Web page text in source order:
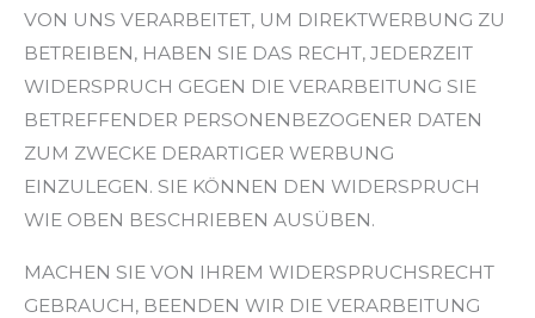
VON UNS VERARBEITET, UM DIREKTWERBUNG ZU
BETREIBEN, HABEN SIE DAS RECHT, JEDERZEIT
WIDERSPRUCH GEGEN DIE VERARBEITUNG SIE
BETREFFENDER PERSONENBEZOGENER DATEN
ZUM ZWECKE DERARTIGER WERBUNG
EINZULEGEN. SIE KÖNNEN DEN WIDERSPRUCH
WIE OBEN BESCHRIEBEN AUSÜBEN.
MACHEN SIE VON IHREM WIDERSPRUCHSRECHT
GEBRAUCH, BEENDEN WIR DIE VERARBEITUNG